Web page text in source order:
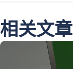
相关文章